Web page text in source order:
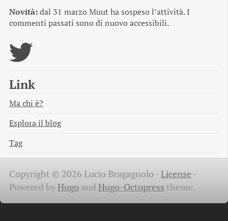
Novità:dal 31 marzo Muut ha sospeso l’attività. I
commenti passati sono di nuovo accessibili.
Link
Ma chi è?
Esplora il blog
Tag
Copyright © 2026 Lucio Bragagnolo -License -
Powered byHugo and Hugo-Octopress theme.